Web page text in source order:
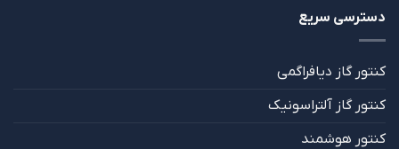
دسترسی سریع
کنتور گاز دیافراگمی
کنتور گاز آلتراسونیک
کنتور هوشمند